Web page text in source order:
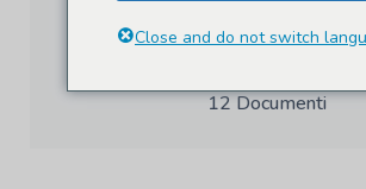
Arbrea Face
12 Documenti
Close and do not switch